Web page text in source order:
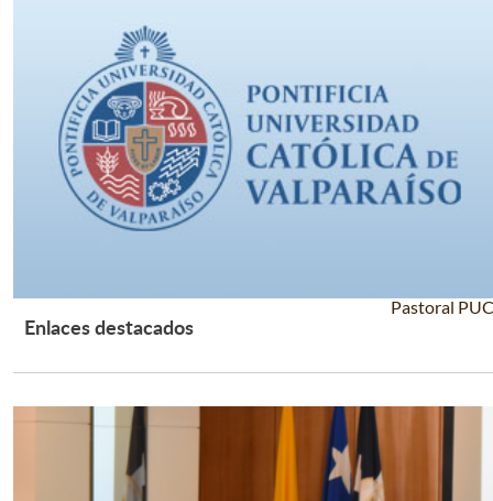
Enlaces destacados
Pastoral